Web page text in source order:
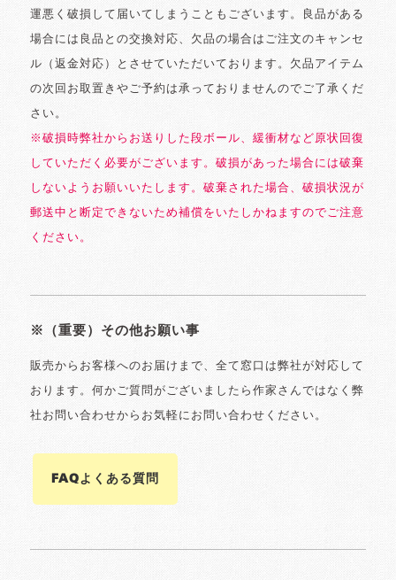
運悪く破損して届いてしまうこともございます。良品がある
場合には良品との交換対応、欠品の場合はご注文のキャンセ
ル（返金対応）とさせていただいております。欠品アイテム
の次回お取置きやご予約は承っておりませんのでご了承くだ
さい。
※破損時弊社からお送りした段ボール、緩衝材など原状回復
していただく必要がございます。破損があった場合には破棄
しないようお願いいたします。破棄された場合、破損状況が
郵送中と断定できないため補償をいたしかねますのでご注意
ください。
※（重要）その他お願い事
販売からお客様へのお届けまで、全て窓口は弊社が対応して
おります。何かご質問がございましたら作家さんではなく弊
社お問い合わせからお気軽にお問い合わせください。
FAQよくある質問